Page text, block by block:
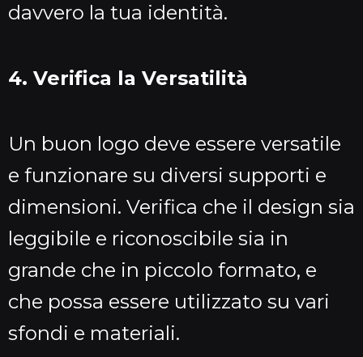
davvero la tua identità.
4. Verifica la Versatilità
Un buon logo deve essere versatile
e funzionare su diversi supporti e
dimensioni. Verifica che il design sia
leggibile e riconoscibile sia in
grande che in piccolo formato, e
che possa essere utilizzato su vari
sfondi e materiali.